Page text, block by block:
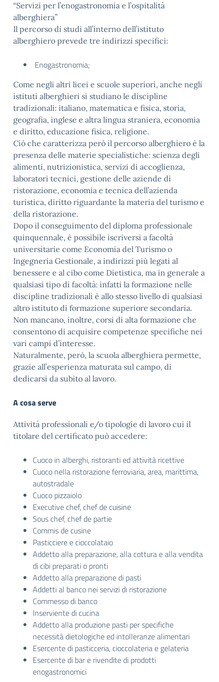
“Servizi per l’enogastronomia e l’ospitalità
alberghiera”
Il percorso di studi all’interno dell’istituto
alberghiero prevede tre indirizzi specifici:
Enogastronomia;
Come negli altri licei e scuole superiori, anche negli
istituti alberghieri si studiano le discipline
tradizionali: italiano, matematica e fisica, storia,
geografia, inglese e altra lingua straniera, economia
e diritto, educazione fisica, religione.
Ciò che caratterizza però il percorso alberghiero è la
presenza delle materie specialistiche: scienza degli
alimenti, nutrizionistica, servizi di accoglienza,
laboratori tecnici, gestione delle aziende di
ristorazione, economia e tecnica dell’azienda
turistica, diritto riguardante la materia del turismo e
della ristorazione.
Dopo il conseguimento del diploma professionale
quinquennale, è possibile iscriversi a facoltà
universitarie come Economia del Turismo o
Ingegneria Gestionale, a indirizzi più legati al
benessere e al cibo come Dietistica, ma in generale a
qualsiasi tipo di facoltà: infatti la formazione nelle
discipline tradizionali è allo stesso livello di qualsiasi
altro istituto di formazione superiore secondaria.
Non mancano, inoltre, corsi di alta formazione che
consentono di acquisire competenze specifiche nei
vari campi d’interesse.
Naturalmente, però, la scuola alberghiera permette,
grazie all’esperienza maturata sul campo, di
dedicarsi da subito al lavoro.
A cosa serve
Attività professionali e/o tipologie di lavoro cui il
titolare del certificato può accedere:
Cuoco in alberghi, ristoranti ed attività ricettive
Cuoco nella ristorazione ferroviaria, area, marittima,
autostradale
Cuoco pizzaiolo
Executive chef, chef de cuisine
Sous chef, chef de partie
Commis de cusine
Pasticciere e cioccolataio
Addetto alla preparazione, alla cottura e alla vendita
di cibi preparati o pronti
Addetto alla preparazione di pasti
Addetti al banco nei servizi di ristorazione
Commesso di banco
Inserviente di cucina
Addetto alla produzione pasti per specifiche
necessità dietologiche ed intolleranze alimentari
Esercente di pasticceria, cioccolateria e gelateria
Esercente di bar e rivendite di prodotti
enogastronomici